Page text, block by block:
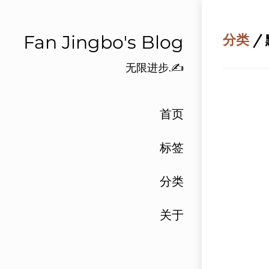
Fan Jingbo's Blog
无限进步.✍️
首页
标签
分类
关于
分类 /